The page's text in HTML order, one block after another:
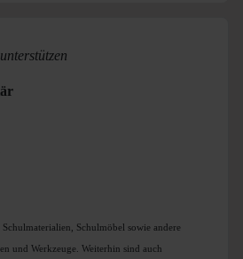
Schulmöbel sowie andere
und Werkzeuge. Weiterhin sind auch